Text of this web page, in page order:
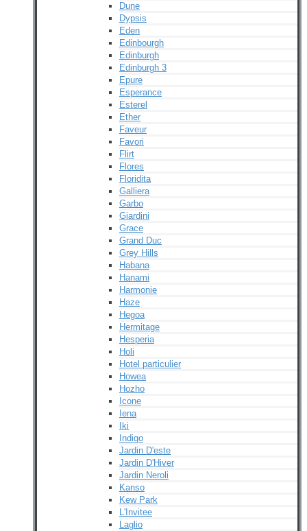
Dune
Dypsis
Eden
Edinbourgh
Edinburgh
Edinburgh 3
Epure
Esperance
Esterel
Ether
Faveur
Favori
Flirt
Flores
Floridita
Galliera
Garbo
Giardini
Grace
Grand Duc
Grey Hills
Habana
Hanami
Harmonie
Haze
Hegoa
Hermitage
Hesperia
Holi
Hotel particulier
Howea
Hozho
Icone
Iena
Iki
Indigo
Jardin D'este
Jardin D'Hiver
Jardin Neroli
Kanso
Kew Park
L'Invitee
Laglio